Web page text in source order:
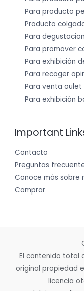
Para producto
Producto
Para
Para promover
Para exhibición
Para recoger
Para venta
Para exhibición
Important
Contacto
Preguntas
Conoce más sobre
Comprar
El contenido total
original propiedad
licencia